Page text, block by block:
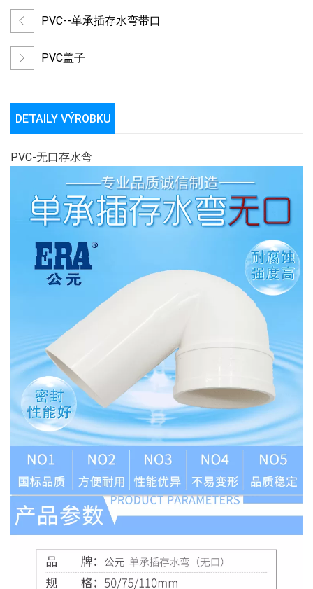
PVC--单承插存水弯带口
PVC盖子
DETAILY VÝROBKU
PVC-无口存水弯